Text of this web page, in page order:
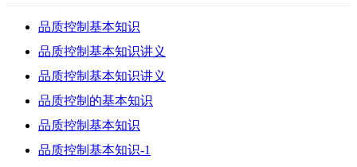
品质控制基本知识
品质控制基本知识讲义
品质控制基本知识讲义
品质控制的基本知识
品质控制基本知识
品质控制基本知识-1